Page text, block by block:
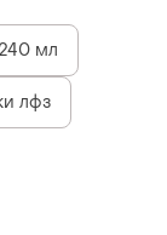
мл
лфз